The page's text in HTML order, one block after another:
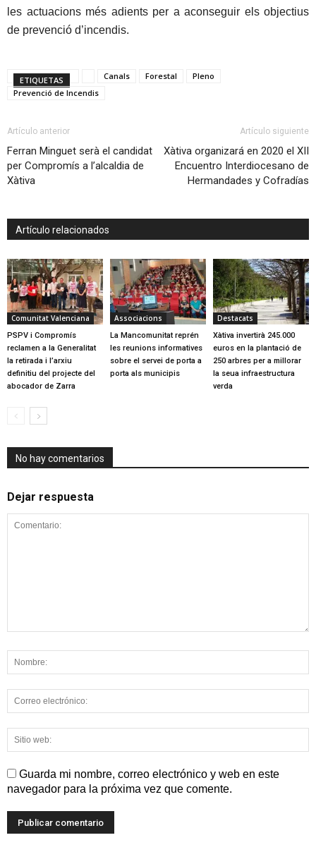
les actuacions més adients per a aconseguir els objectius
de prevenció d’incendis.
ETIQUETAS Canals Forestal
Pleno
Prevenció de Incendis
Artículo anterior
Ferran Minguet serà el candidat
per Compromís a l’alcaldia de
Xàtiva
Artículo siguiente
Xàtiva organizará en 2020 el XII
Encuentro Interdiocesano de
Hermandades y Cofradías
Artículo relacionados
Comunitat Valenciana
PSPV i Compromís
reclamen a la Generalitat
la retirada i l’arxiu
definitiu del projecte del
abocador de Zarra
Associacions
La Mancomunitat reprén
les reunions informatives
sobre el servei de porta a
porta als municipis
Destacats
Xàtiva invertirà 245.000
euros en la plantació de
250 arbres per a millorar
la seua infraestructura
verda
No hay comentarios
Dejar respuesta
Guarda mi nombre, correo electrónico y web en este
navegador para la próxima vez que comente.